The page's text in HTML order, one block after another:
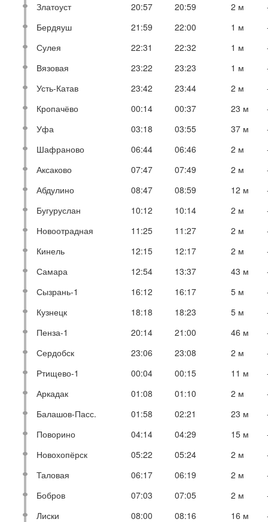
Златоуст
20:57 20:59 2 м
Бердяуш
21:59 22:00 1 м
Сулея
22:31 22:32 1 м
Вязовая
23:22 23:23 1 м
Усть-Катав
23:42 23:44 2 м
Кропачёво
00:14 00:37 23 м
Уфа
03:18 03:55 37 м
Шафраново
06:44 06:46 2 м
Аксаково
07:47 07:49 2 м
Абдулино
08:47 08:59 12 м
Бугуруслан
10:12 10:14 2 м
Новоотрадная
11:25 11:27 2 м
Кинель
12:15 12:17 2 м
Самара
12:54 13:37 43 м
Сызрань-1
16:12 16:17 5 м
Кузнецк
18:18 18:23 5 м
Пенза-1
20:14 21:00 46 м
Сердобск
23:06 23:08 2 м
Ртищево-1
00:04 00:15 11 м
Аркадак
01:08 01:10 2 м
Балашов-Пасс.
01:58 02:21 23 м
Поворино
04:14 04:29 15 м
Новохопёрск
05:22 05:24 2 м
Таловая
06:17 06:19 2 м
Бобров
07:03 07:05 2 м
Лиски
08:00 08:16 16 м